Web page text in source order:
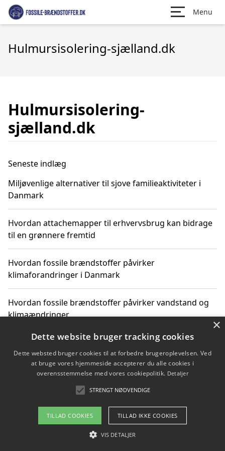
Menu
Hulmursisolering-sjælland.dk
Hulmursisolering-
sjælland.dk
Seneste indlæg
Miljøvenlige alternativer til sjove familieaktiviteter i
Danmark
Hvordan attachemapper til erhvervsbrug kan bidrage
til en grønnere fremtid
Hvordan fossile brændstoffer påvirker
klimaforandringer i Danmark
Hvordan fossile brændstoffer påvirker vandstand og
klimaændringer
Hvordan citater om fossile brændstoffer kan ændre
vores perspektiv
Om / kontakt
Blog Betingelser
×
Dette website bruger tracking cookies
Dette websted bruger cookies til at forbedre brugeroplevelsen. Ved
at bruge vores hjemmeside accepterer du alle cookies i
overensstemmelse med vores cookiepolitik. Detaljer
STRENGT NØDVENDIGE
TILLAD COOKIES TILLAD IKKE COOKIES
VIS DETALJER